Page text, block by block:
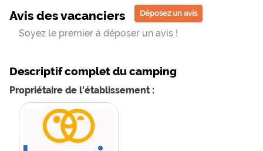
Avis des vacanciers Déposez un avis
Soyez le premier à déposer un avis !
Descriptif complet du camping
Propriétaire de l'établissement :